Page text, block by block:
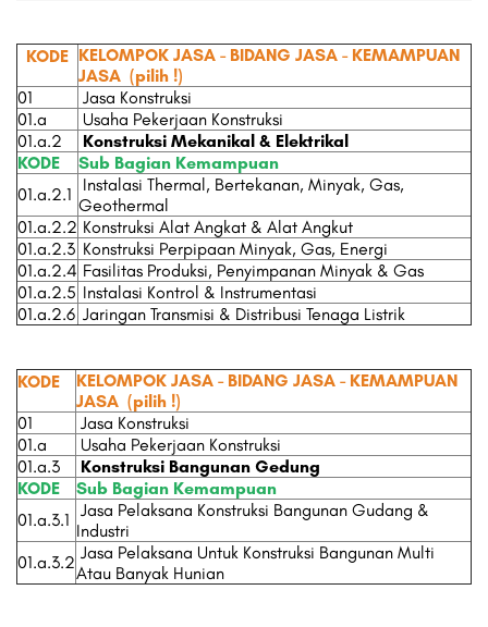
KODE KELOMPOK JASA - BIDANG JASA - KEMAMPUAN
JASA (pilih !)
01
Jasa Konstruksi
01.a
Usaha Pekerjaan Konstruksi
01.a.2
Konstruksi Mekanikal & Elektrikal
KODE
Sub Bagian Kemampuan
01.a.2.1
Instalasi Thermal, Bertekanan, Minyak, Gas,
Geothermal
01.a.2.2 Konstruksi Alat Angkat & Alat Angkut
01.a.2.3 Konstruksi Perpipaan Minyak, Gas, Energi
01.a.2.4 Fasilitas Produksi, Penyimpanan Minyak & Gas
01.a.2.5 Instalasi Kontrol & Instrumentasi
01.a.2.6 Jaringan Transmisi & Distribusi Tenaga Listrik
KODE
KELOMPOK JASA - BIDANG JASA - KEMAMPUAN
JASA (pilih !)
01
Jasa Konstruksi
01.a
Usaha Pekerjaan Konstruksi
01.a.3
Konstruksi Bangunan Gedung
KODE
Sub Bagian Kemampuan
01.a.3.1 Jasa Pelaksana Konstruksi Bangunan Gudang &
Industri
01.a.3.2 Jasa Pelaksana Untuk Konstruksi Bangunan Multi
Atau Banyak Hunian